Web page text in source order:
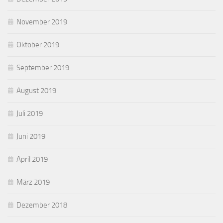
November 2019
Oktober 2019
September 2019
August 2019
Juli 2019
Juni 2019
April 2019
März 2019
Dezember 2018